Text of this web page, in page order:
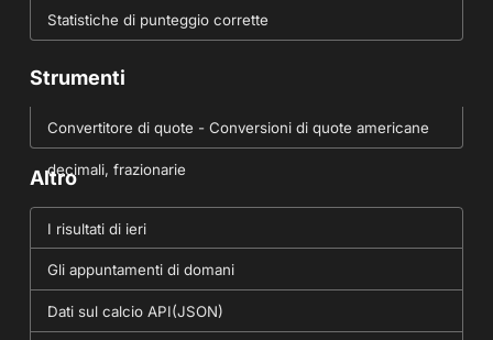
Statistiche di punteggio corrette
Strumenti
Convertitore di quote - Conversioni di quote americane
decimali, frazionarie
Altro
I risultati di ieri
Gli appuntamenti di domani
Dati sul calcio API(JSON)